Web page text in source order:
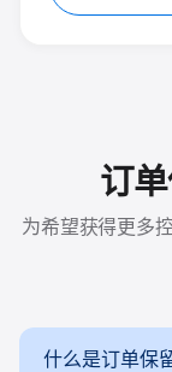
订
为希望获得更多
什么是订单保